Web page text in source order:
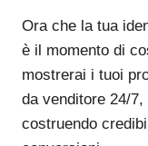
Ora che la tua
è il momento di
mostrerai i tuoi
da venditore 24/
costruendo